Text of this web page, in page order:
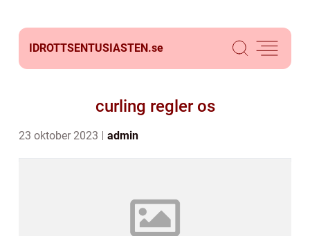
IDROTTSENTUSIASTEN.se
curling regler os
23 oktober 2023 admin